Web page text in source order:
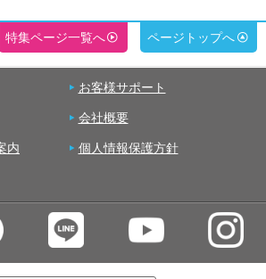
特集ページ一覧へ ページトップへ
お客様サポート
会社概要
内 個人情報保護方針